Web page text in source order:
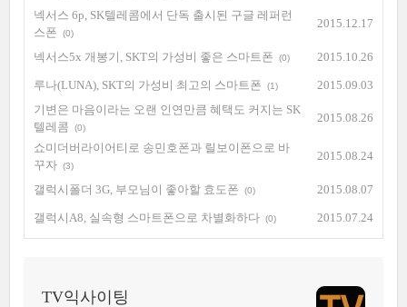
넥서스 6p, SK텔레콤에서 단독 출시된 구글 레퍼런
스폰
(0)
2015.12.17
넥서스5x 개봉기, SKT의 가성비 좋은 스마트폰 (0) 2015.10.26
루나(LUNA), SKT의 가성비 최고의 스마트폰 (1)
2015.09.03
기변은 마음이라는 오랜 인연만큼 혜택도 커지는 SK
텔레콤
(0)
2015.08.26
쇼미더버라이어티로 송민호폰과 릴보이폰으로 바
꾸자 (3)
2015.08.24
갤럭시폴더 3G, 부모님이 좋아할 효도폰 (0) 2015.08.07
갤럭시A8, 실속형 스마트폰으로 차별화하다 (0) 2015.07.24
TV익사이팅